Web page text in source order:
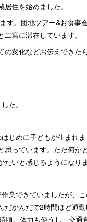
住を始めました。
。団地ツアー&お食事
宮に滞在しています。
変化などお伝えできた
た。
じめに子どもが生まれ
っています。ただ何か
たいと感じるようになり
業できていましたが、
かんだで2時間ほど通
。体力も使うし、交通